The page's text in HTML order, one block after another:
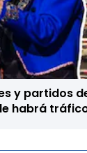
y partidos
habrá